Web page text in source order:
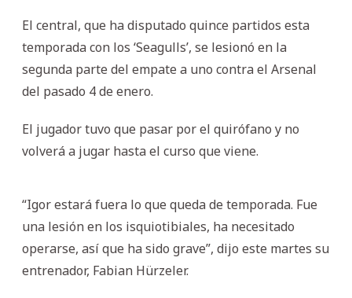
El central, que ha disputado quince partidos esta
temporada con los ‘Seagulls’, se lesionó en la
segunda parte del empate a uno contra el Arsenal
del pasado 4 de enero.
El jugador tuvo que pasar por el quirófano y no
volverá a jugar hasta el curso que viene.
“Igor estará fuera lo que queda de temporada. Fue
una lesión en los isquiotibiales, ha necesitado
operarse, así que ha sido grave”, dijo este martes su
entrenador, Fabian Hürzeler.